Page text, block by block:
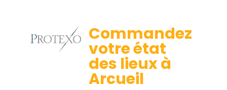
Commandez
votre état
des lieux à
Arcueil